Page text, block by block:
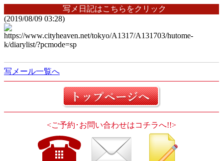
写メ日記はこちらをクリック
(2019/08/09 03:28)
https://www.cityheaven.net/tokyo/A1317/A131703/hutome-
k/diarylist/?pcmode=sp
写メール一覧へ
<ご予約･お問い合わせはコチラへ!!>